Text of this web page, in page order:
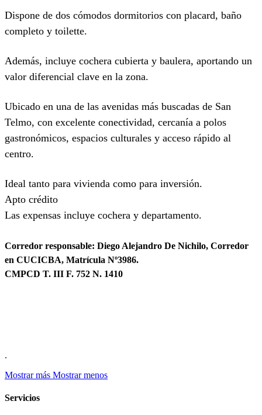
Dispone de dos cómodos dormitorios con placard, baño
completo y toilette.
Además, incluye cochera cubierta y baulera, aportando un
valor diferencial clave en la zona.
Ubicado en una de las avenidas más buscadas de San
Telmo, con excelente conectividad, cercanía a polos
gastronómicos, espacios culturales y acceso rápido al
centro.
Ideal tanto para vivienda como para inversión.
Apto crédito
Las expensas incluye cochera y departamento.
Corredor responsable: Diego Alejandro De Nichilo, Corredor
en CUCICBA, Matrícula Nº3986.
CMPCD T. III F. 752 N. 1410
.
Mostrar más Mostrar menos
Servicios